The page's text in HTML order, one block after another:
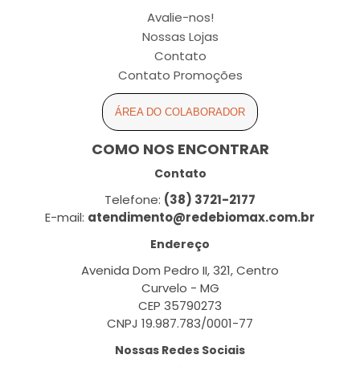
Avalie-nos!
Nossas Lojas
Contato
Contato Promoções
ÁREA DO COLABORADOR
COMO NOS ENCONTRAR
Contato
Telefone: (38) 3721-2177
E-mail: atendimento@redebiomax.com.br
Endereço
Avenida Dom Pedro II, 321, Centro
Curvelo - MG
CEP 35790273
CNPJ 19.987.783/0001-77
Nossas Redes Sociais